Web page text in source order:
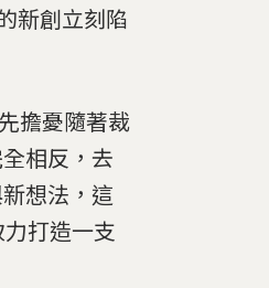
新創立刻陷
擔憂隨著裁
相反，去
想法，這
打造一支